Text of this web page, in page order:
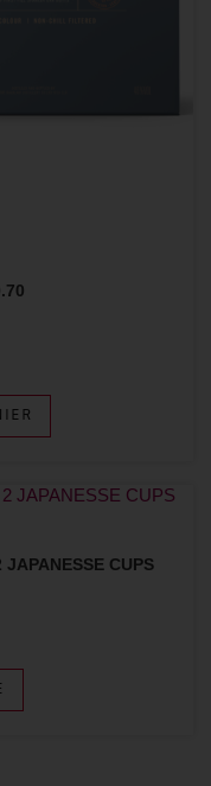
CUPS